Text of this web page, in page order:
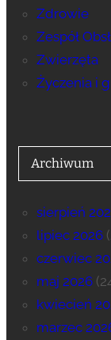
Zdrowie
Zespół
Zwierzęta
Życzenia i
Archiwum
sierpień
lipiec 2026
czerwiec
maj 2026
kwiecień
marzec